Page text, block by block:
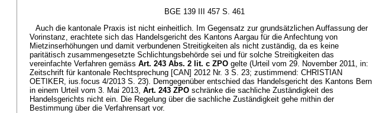
BGE 139 III 457 S. 461
Auch die kantonale Praxis ist nicht einheitlich. Im Gegensatz zur grundsätzlichen Auffassung der
Vorinstanz, erachtete sich das Handelsgericht des Kantons Aargau für die Anfechtung von
Mietzinserhöhungen und damit verbundenen Streitigkeiten als nicht zuständig, da es keine
paritätisch zusammengesetzte Schlichtungsbehörde sei und für solche Streitigkeiten das
vereinfachte Verfahren gemäss Art. 243 Abs. 2 lit. c ZPO gelte (Urteil vom 29. November 2011, in:
Zeitschrift für kantonale Rechtsprechung [CAN] 2012 Nr. 3 S. 23; zustimmend: CHRISTIAN
OETIKER, ius.focus 4/2013 S. 23). Demgegenüber entschied das Handelsgericht des Kantons Bern
in einem Urteil vom 3. Mai 2013, Art. 243 ZPO schränke die sachliche Zuständigkeit des
Handelsgerichts nicht ein. Die Regelung über die sachliche Zuständigkeit gehe mithin der
Bestimmung über die Verfahrensart vor.